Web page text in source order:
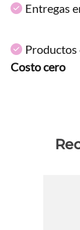
Entregas
Costo cero